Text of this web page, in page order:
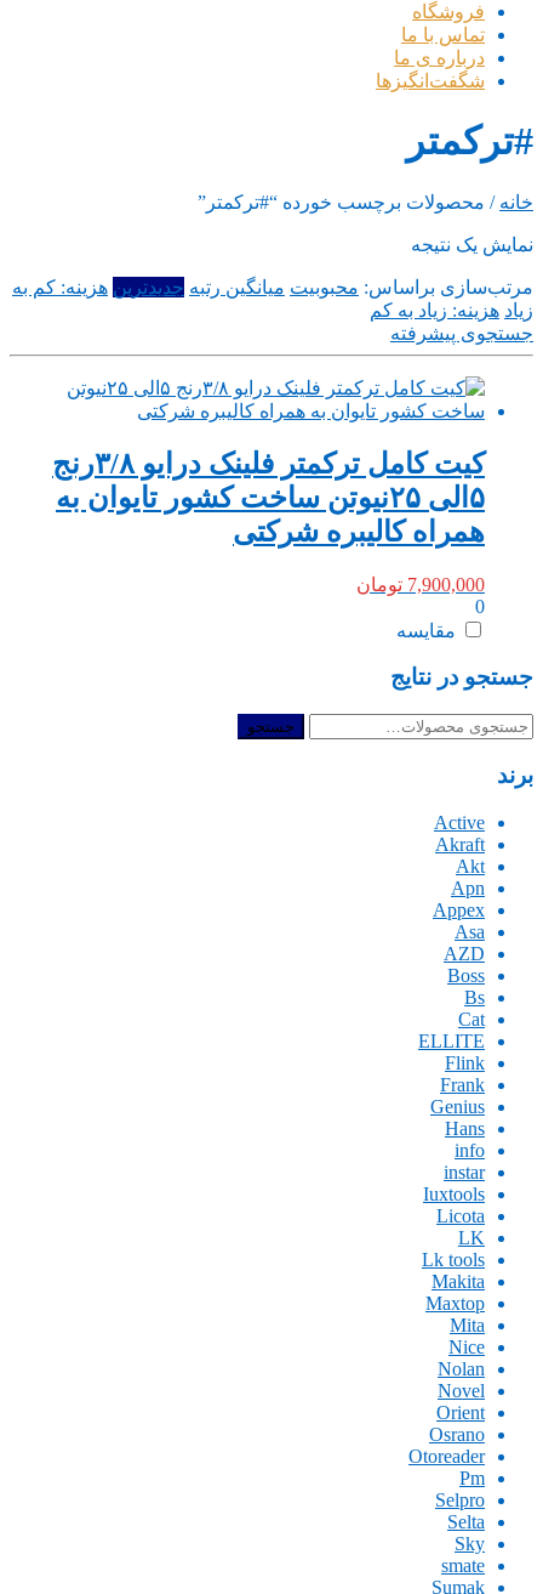
فروشگاه
تماس با ما
درباره ی ما
شگفت‌انگیزها
#ترکمتر
خانه / محصولات برچسب خورده “#ترکمتر”
نمایش یک نتیجه
مرتب‌سازی براساس: محبوبیت میانگین رتبه جدیدترین هزینه: کم به
زیاد هزینه: زیاد به کم
جستجوی پیشرفته
کیت کامل ترکمتر فلینک درایو ۳/۸رنج
۵الی ۲۵نیوتن ساخت کشور تایوان به
همراه کالیبره شرکتی
7,900,000 تومان
0
مقایسه
جستجو در نتایج
جستجو
جستجو
برند
Active
Akraft
Akt
Apn
Appex
Asa
AZD
Boss
Bs
Cat
ELLITE
Flink
Frank
Genius
Hans
info
instar
Iuxtools
Licota
LK
Lk tools
Makita
Maxtop
Mita
Nice
Nolan
Novel
Orient
Osrano
Otoreader
Pm
Selpro
Selta
Sky
smate
Sumak